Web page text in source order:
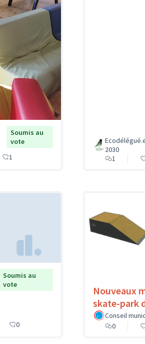
Soumis au
vote
1
2030
1
Soumis au
vote
0
Nouveaux
skate-park
Conseil
0